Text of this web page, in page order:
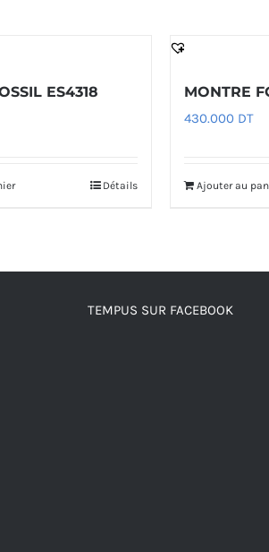
ES4318
Détails
MONTRE
430.000 DT
Ajouter au
TEMPUS SUR FACEBOOK